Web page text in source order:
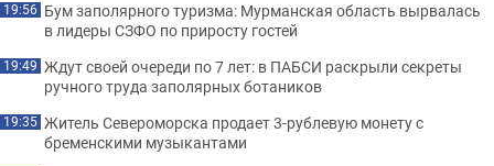
19:56 Бум заполярного туризма: Мурманская область вырвалась
в лидеры СЗФО по приросту гостей
19:49 Ждут своей очереди по 7 лет: в ПАБСИ раскрыли секреты
ручного труда заполярных ботаников
19:35 Житель Североморска продает 3-рублевую монету с
бременскими музыкантами